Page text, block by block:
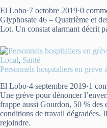
El Lobo·7 octobre 2019·0
Glyphosate 46 – Quatrième et
Lot. Un constat alarmant décrit
Local, Santé
Personnels hospitaliers en grève
El Lobo·4 septembre 2019·1
Une grève pour dénoncer
frappe aussi Gourdon, 50 % des
conditions de travail dégradées.
rejoindre.